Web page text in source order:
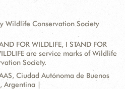
Wildlife Conservation Society
FOR WILDLIFE, I STAND FOR
are service marks of Wildlife
Society.
Ciudad Autónoma de Buenos
Argentina |